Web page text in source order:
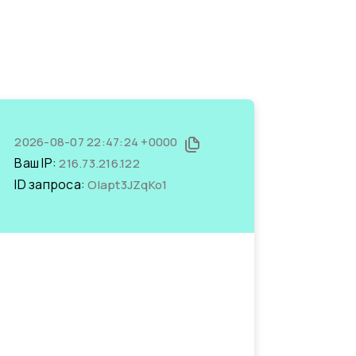
2026-08-07 22:47:24 +0000
Ваш IP:216.73.216.122
ID запроса:Olapt3JZqKo1